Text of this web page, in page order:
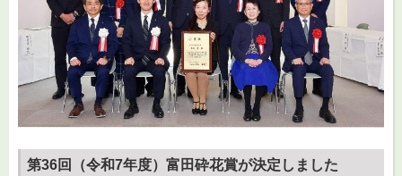
第36回（令和7年度）富田砕花賞が決定しました